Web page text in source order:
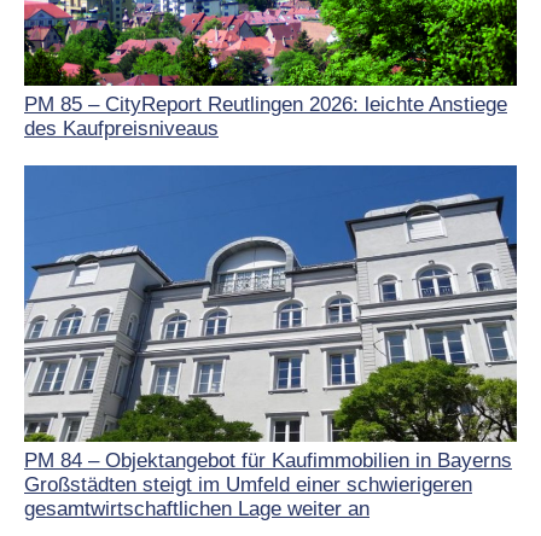
PM 85 – CityReport Reutlingen 2026: leichte Anstiege
des Kaufpreisniveaus
PM 84 – Objektangebot für Kaufimmobilien in Bayerns
Großstädten steigt im Umfeld einer schwierigeren
gesamtwirtschaftlichen Lage weiter an